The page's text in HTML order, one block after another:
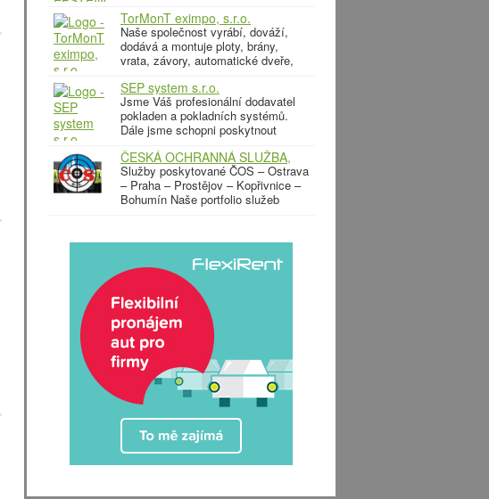
pozáruční servis. Dopravu trezorů a
TorMonT eximpo, s.r.o.
Naše společnost vyrábí, dováží,
dodává a montuje ploty, brány,
vrata, závory, automatické dveře,
rolovací mříže a další zařízení
sloužící k
SEP system s.r.o.
Jsme Váš profesionální dodavatel
pokladen a pokladních systémů.
Dále jsme schopni poskytnout
poradenství v oblasti etiketovacích
systémů a jejich příslušenství.
ČESKÁ OCHRANNÁ SLUŽBA,
a.s.
Služby poskytované ČOS – Ostrava
– Praha – Prostějov – Kopřivnice –
Bohumín Naše portfolio služeb